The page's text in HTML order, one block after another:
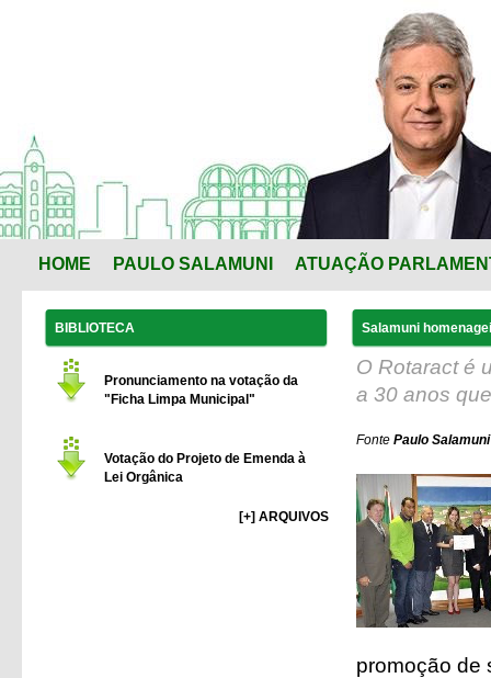
HOME PAULO SALAMUNI ATUAÇÃO
BIBLIOTECA
Pronunciamento na votação da
"Ficha Limpa Municipal"
Votação do Projeto de Emenda à
Lei Orgânica
[+] ARQUIVOS
Salamuni
O Rotaract é
a 30 anos
Fonte Paulo
promoção de